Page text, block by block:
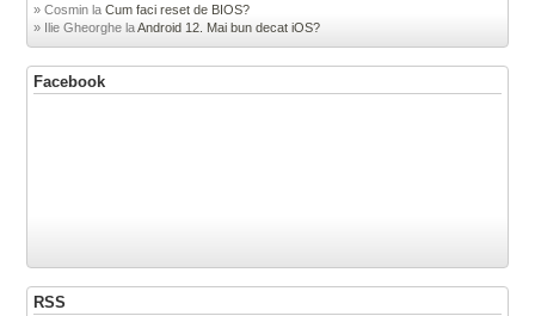
Cosmin laCum faci reset de BIOS?
Ilie Gheorghe laAndroid 12. Mai bun decat iOS?
Facebook
RSS